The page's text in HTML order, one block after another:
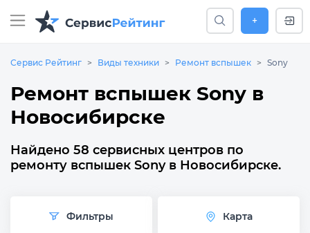
+
Сервис Рейтинг Виды техники Ремонт вспышек Sony
Ремонт вспышек Sony в
Новосибирске
Найдено 58 сервисных центров по
ремонту вспышек Sony в Новосибирске.
Фильтры Карта